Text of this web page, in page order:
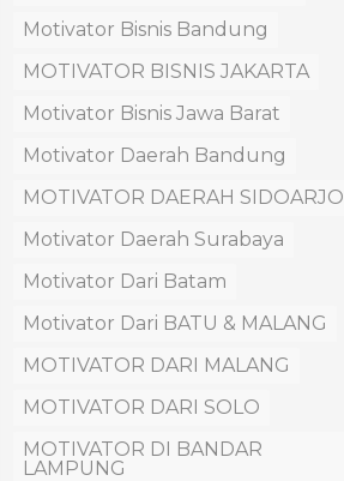
Motivator Bisnis Bandung
MOTIVATOR BISNIS JAKARTA
Motivator Bisnis Jawa Barat
Motivator Daerah Bandung
MOTIVATOR DAERAH SIDOARJO
Motivator Daerah Surabaya
Motivator Dari Batam
Motivator Dari BATU & MALANG
MOTIVATOR DARI MALANG
MOTIVATOR DARI SOLO
MOTIVATOR DI BANDAR
LAMPUNG